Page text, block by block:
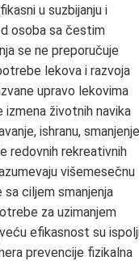
u suzbijanju i
osoba sa čestim
se ne preporučuje
lekova i razvoja
upravo lekovima
životnih navika
ishranu, smanjenje
redovnih rekreativnih
višemesečnu
ciljem smanjenja
za uzimanjem
efikasnost su
prevencije fizikalna